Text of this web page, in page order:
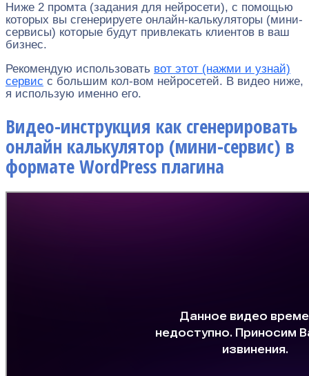
Ниже 2 промта (задания для нейросети), с помощью
которых вы сгенерируете онлайн-калькуляторы (мини-
сервисы) которые будут привлекать клиентов в ваш
бизнес.
Рекомендую использовать вот этот (нажми и узнай)
сервис с большим кол-вом нейросетей. В видео ниже,
я использую именно его.
Видео-инструкция как сгенерировать
онлайн калькулятор (мини-сервис) в
формате WordPress плагина